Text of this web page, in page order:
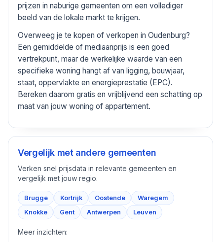
prijzen in naburige gemeenten om een vollediger
beeld van de lokale markt te krijgen.
Overweeg je te kopen of verkopen in Oudenburg?
Een gemiddelde of mediaanprijs is een goed
vertrekpunt, maar de werkelijke waarde van een
specifieke woning hangt af van ligging, bouwjaar,
staat, oppervlakte en energieprestatie (EPC).
Bereken daarom gratis en vrijblijvend een schatting op
maat van jouw woning of appartement.
Vergelijk met andere gemeenten
Verken snel prijsdata in relevante gemeenten en
vergelijk met jouw regio.
Brugge Kortrijk Oostende
Waregem
Knokke
Gent Antwerpen Leuven
Meer inzichten: